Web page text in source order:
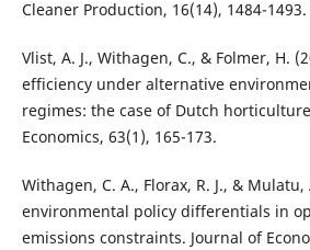
Cleaner Production, 16(14), 1484-1493.
Vlist, A. J., Withagen, C., & Folmer, H.
efficiency under alternative
regimes: the case of Dutch
Economics, 63(1), 165-173.
Withagen, C. A., Florax, R. J., &
environmental policy differentials in
emissions constraints. Journal of